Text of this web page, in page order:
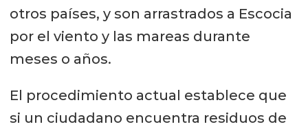
otros países, y son arrastrados a Escocia
por el viento y las mareas durante
meses o años.
El procedimiento actual establece que
si un ciudadano encuentra residuos de